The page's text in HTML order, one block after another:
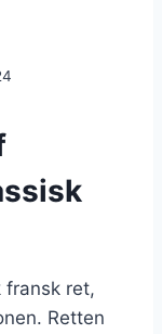
fransk ret,
Retten